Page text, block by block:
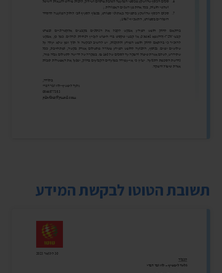
תשובת הטוטו לבקשת המידע